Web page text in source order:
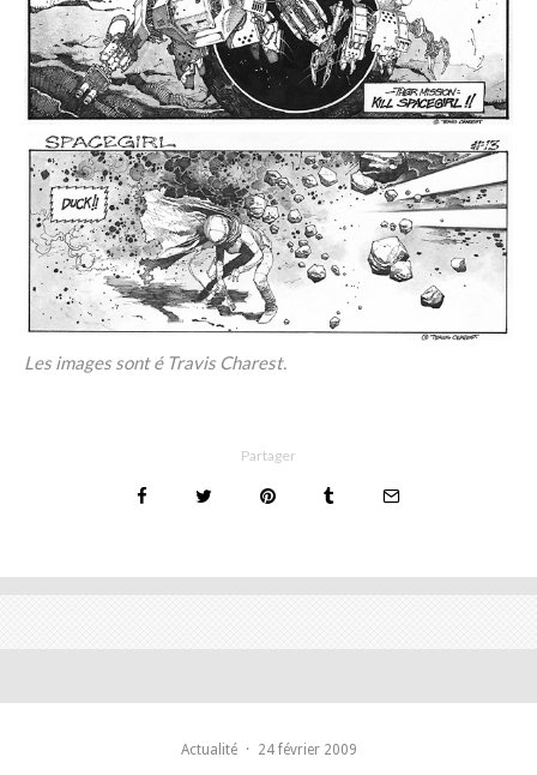
Les images sont é Travis Charest.
Partager
Actualité · 24 février 2009